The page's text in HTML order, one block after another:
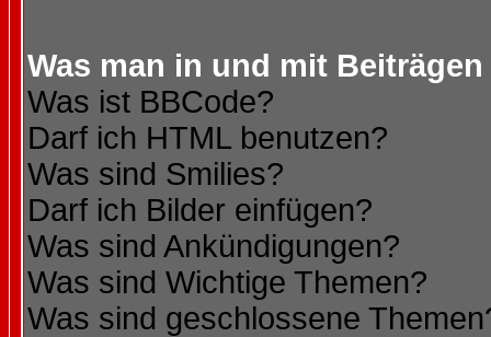
Was man in und mit
Was ist BBCode?
Darf ich HTML benutzen?
Was sind Smilies?
Darf ich Bilder einfügen?
Was sind Ankündigungen?
Was sind Wichtige Themen?
Was sind geschlossene